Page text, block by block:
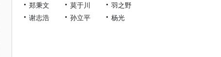
郑秉文
莫于川
羽之野
谢志浩
孙立平 杨光